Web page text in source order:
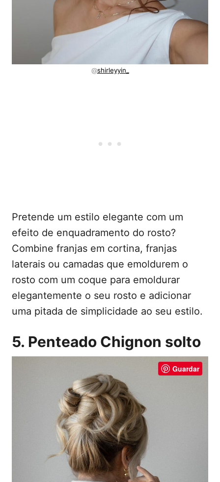
@shirleyyin_
Pretende um estilo elegante com um
efeito de enquadramento do rosto?
Combine franjas em cortina, franjas
laterais ou camadas que emoldurem o
rosto com um coque para emoldurar
elegantemente o seu rosto e adicionar
uma pitada de simplicidade ao seu estilo.
5. Penteado Chignon solto
Guardar